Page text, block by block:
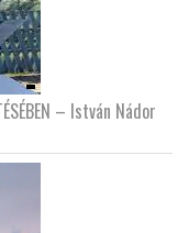
– István Nádor